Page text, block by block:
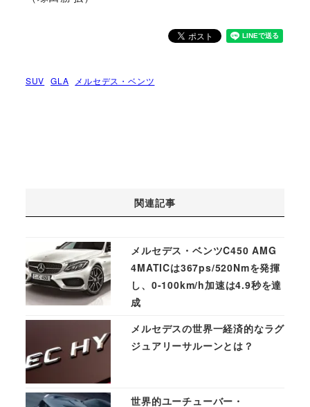
SUV GLA メルセデス・ベンツ
関連記事
メルセデス・ベンツC450 AMG
4MATICは367ps/520Nmを発揮
し、0-100km/h加速は4.9秒を達
成
メルセデスの世界一経済的なラグ
ジュアリーサルーンとは？
世界的ユーチューバー・